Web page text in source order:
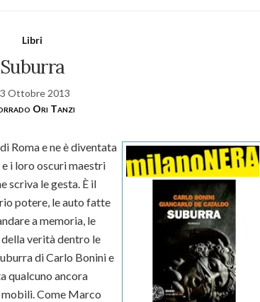
Libri
Suburra
Ottobre 2013
Ori Tanzi
Roma e ne è diventata
i loro oscuri maestri
scriva le gesta. È il
potere, le auto fatte
a memoria, le
verità dentro le
di Carlo Bonini e
qualcuno ancora
Come Marco